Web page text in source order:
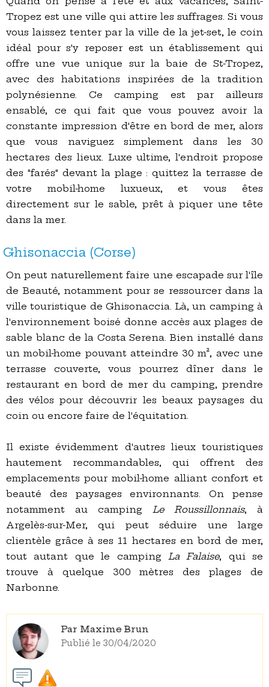
Tropez est une ville qui attire les suffrages. Si vous
vous laissez tenter par la ville de la jet-set, le coin
idéal pour s'y reposer est un établissement qui
offre une vue unique sur la baie de St-Tropez,
avec des habitations inspirées de la tradition
polynésienne. Ce camping est par ailleurs
ensablé, ce qui fait que vous pouvez avoir la
constante impression d'être en bord de mer, alors
que vous naviguez simplement dans les 30
hectares des lieux. Luxe ultime, l'endroit propose
des "farés" devant la plage : quittez la terrasse de
votre mobil-home luxueux, et vous êtes
directement sur le sable, prêt à piquer une tête
dans la mer.
Ghisonaccia (Corse)
On peut naturellement faire une escapade sur l'île
de Beauté, notamment pour se ressourcer dans la
ville touristique de Ghisonaccia. Là, un camping à
l'environnement boisé donne accès aux plages de
sable blanc de la Costa Serena. Bien installé dans
un mobil-home pouvant atteindre 30 m², avec une
terrasse couverte, vous pourrez dîner dans le
restaurant en bord de mer du camping, prendre
des vélos pour découvrir les beaux paysages du
coin ou encore faire de l'équitation.
Il existe évidemment d'autres lieux touristiques
hautement recommandables, qui offrent des
emplacements pour mobil-home alliant confort et
beauté des paysages environnants. On pense
notamment au camping
Le Roussillonnais, à
Argelès-sur-Mer, qui peut séduire une large
clientèle grâce à ses 11 hectares en bord de mer,
tout autant que le camping
La Falaise, qui se
trouve à quelque 300 mètres des plages de
Narbonne.
Par Maxime Brun
Publié le 30/04/2020